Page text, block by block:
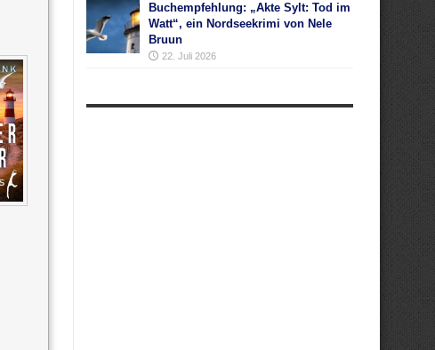
Buchempfehlung: „Akte Sylt: Tod im
Watt“, ein Nordseekrimi von Nele
Bruun
22. Juli 2026